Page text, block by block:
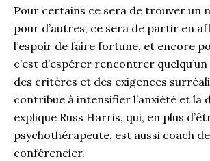
Pour certains ce sera de trouver un
pour d’autres, ce sera de partir en
l’espoir de faire fortune, et encore
c’est d’espérer rencontrer
des critères et des exigences
contribue à intensifier l’anxiété et la
explique Russ Harris, qui, en plus
psychothérapeute, est aussi coach
conférencier.